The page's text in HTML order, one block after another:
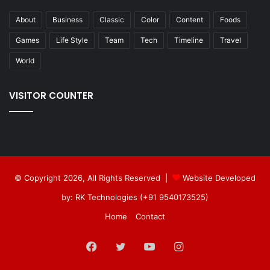
About Business Classic Color Content Foods
Games Life Style Team Tech Timeline Travel
World
VISITOR COUNTER
© Copyright 2026, All Rights Reserved |
Website Developed
by: RK Technologies (+91 9540173525)
Home
Contact
Facebook
TwitterYouTubeInstagram